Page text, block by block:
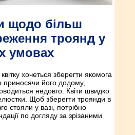
щодо більш
троянд у
умовах
хочеться зберегти якомога
його додому,
недовго. Квіти швидко
Щоб зберегти троянди в
стояли у вазі, потрібно
по догляду за зрізаними